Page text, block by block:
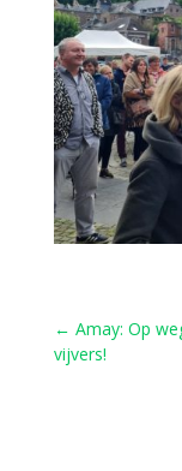
← Amay: Op
vijvers!